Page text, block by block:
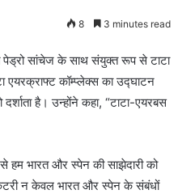
8 3 minutes read
पेड्रो सांचेज के साथ संयुक्त रूप से टाटा
एयरक्राफ्ट कॉम्प्लेक्स का उद्घाटन
है। उन्होंने कहा, “टाटा-एयरबस
हम भारत और स्पेन की साझेदारी को
न केवल भारत और स्पेन के संबंधों